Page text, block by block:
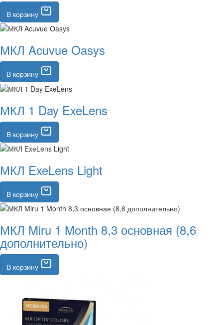
В корзину
МКЛ Acuvue Oasys
В корзину
МКЛ 1 Day ExeLens
В корзину
МКЛ ExeLens Light
В корзину
МКЛ Miru 1 Month 8,3 основная (8,6
дополнительно)
В корзину